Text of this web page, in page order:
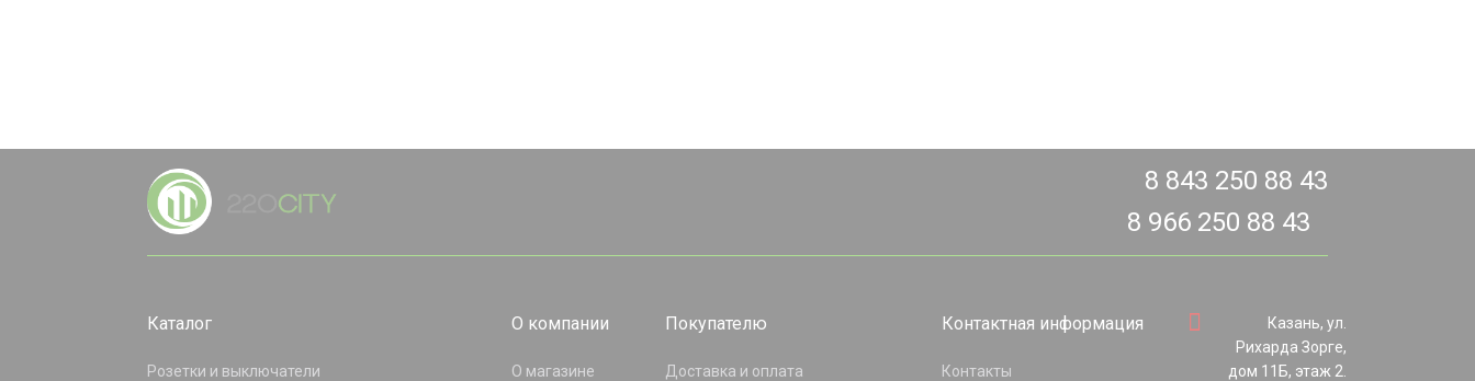
8 843 250 88 43
8 966 250 88 43
Каталог
Розетки и выключатели
О компании
О магазине
Покупателю
Доставка и оплата
Контактная информация
Контакты
Казань, ул.
Рихарда Зорге,
дом 11Б, этаж 2.